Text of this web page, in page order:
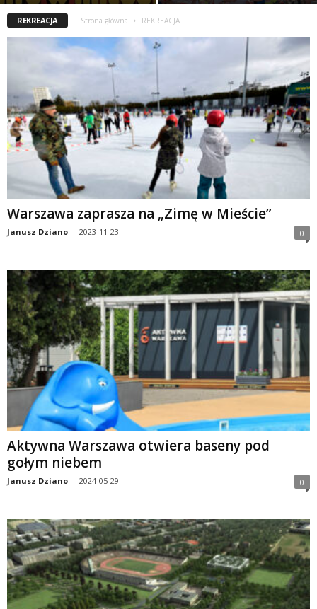
REKREACJA Strona główna REKREACJA
Warszawa zaprasza na „Zimę w Mieście”
Janusz Dziano - 2023-11-23 0
Aktywna Warszawa otwiera baseny pod
gołym niebem
Janusz Dziano - 2024-05-29 0